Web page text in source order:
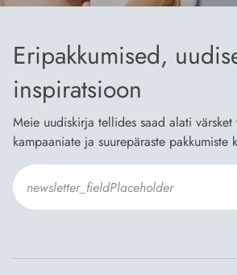
Eripakkumised,
inspiratsioon
Meie uudiskirja tellides saad alati värsket
kampaaniate ja suurepäraste pakkumiste